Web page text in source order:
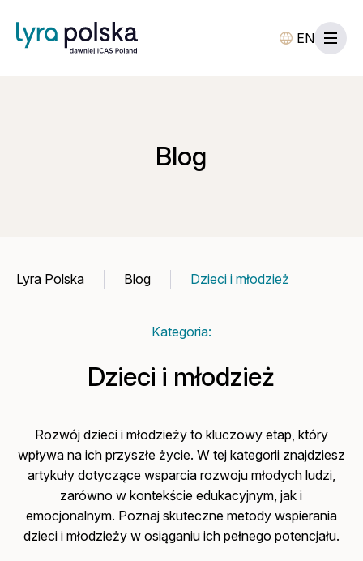
EN
Blog
Lyra Polska Blog Dzieci i młodzież
Kategoria:
Dzieci i młodzież
Rozwój dzieci i młodzieży to kluczowy etap, który
wpływa na ich przyszłe życie. W tej kategorii znajdziesz
artykuły dotyczące wsparcia rozwoju młodych ludzi,
zarówno w kontekście edukacyjnym, jak i
emocjonalnym. Poznaj skuteczne metody wspierania
dzieci i młodzieży w osiąganiu ich pełnego potencjału.